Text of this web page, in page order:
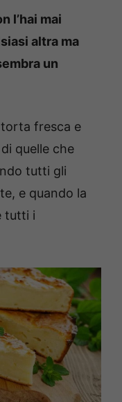
l’hai mai
altra ma
un
torta fresca e
quelle che
tutti gli
e quando la
tutti i